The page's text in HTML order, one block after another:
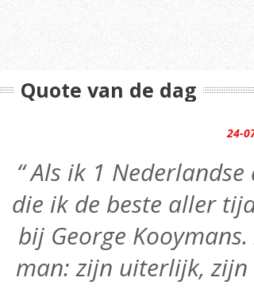
Quote van de dag
24-
“ Als ik 1
die ik de beste aller
bij George
man: zijn uiterlijk,